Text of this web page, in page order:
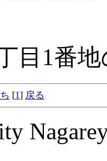
目1番
[1] 戻る